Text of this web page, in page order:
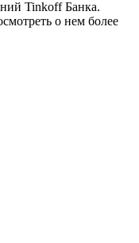
Tinkoff Банка.
о нем более